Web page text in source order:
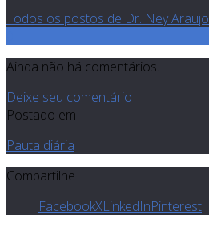
Todos os postos de Dr. Ney Araujo
Ainda não há comentários.
Deixe seu comentário
Postado em
Pauta diária
Compartilhe
FacebookXLinkedInPinterest